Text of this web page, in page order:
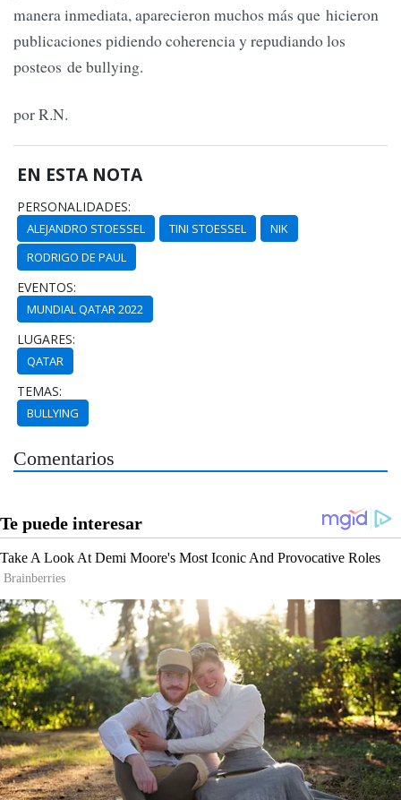
manera inmediata, aparecieron muchos más que hicieron
publicaciones pidiendo coherencia y repudiando los
posteos de bullying.
por R.N.
EN ESTA NOTA
PERSONALIDADES:
ALEJANDRO STOESSEL TINI STOESSEL
NIK
RODRIGO DE PAUL
EVENTOS:
MUNDIAL QATAR 2022
LUGARES:
QATAR
TEMAS:
BULLYING
Comentarios